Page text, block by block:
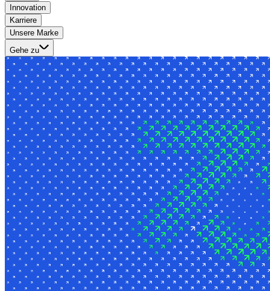
Innovation
Karriere
Unsere Marke
Gehe zu